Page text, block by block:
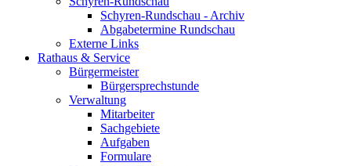
Schyren-Rundschau - Archiv
Abgabetermine Rundschau
Externe Links
Rathaus & Service
Bürgermeister
Bürgersprechstunde
Verwaltung
Mitarbeiter
Sachgebiete
Aufgaben
Formulare